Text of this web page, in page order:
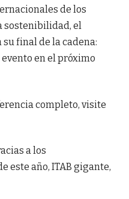
de los
sostenibilidad, el
final de la cadena:
en el próximo
completo, visite
a los
este año, ITAB gigante,